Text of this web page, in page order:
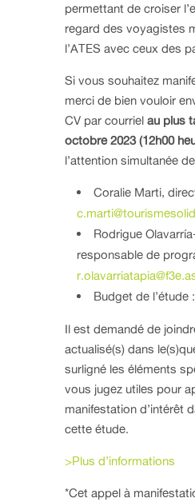
permettant de croiser
regard des voyagistes
l’ATES avec ceux des
Si vous souhaitez
merci de bien vouloir
CV par courriel au plus
octobre 2023 (12h00
l’attention simultanée
Coralie Marti,
Rodrigue
responsable de
Budget de l’étude
Il est demandé de
actualisé(s) dans
surligné les éléments
vous jugez utiles pour
manifestation d’intérêt
cette étude.
>Plus d’informations
*Cet appel à